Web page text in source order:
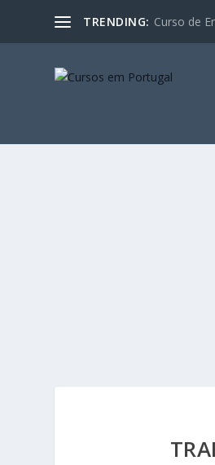
TRENDING: Curso de